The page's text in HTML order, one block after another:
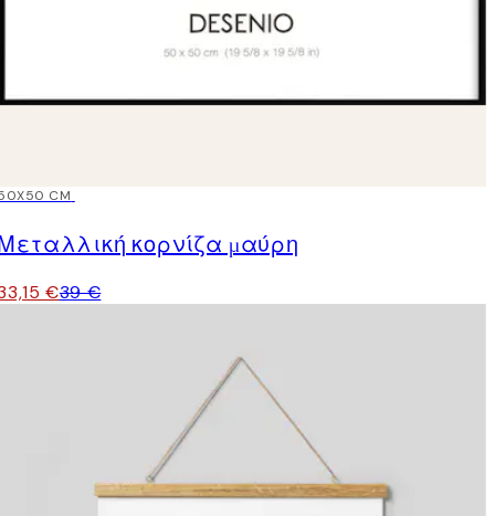
CM
κορνίζα μαύρη
€39 €